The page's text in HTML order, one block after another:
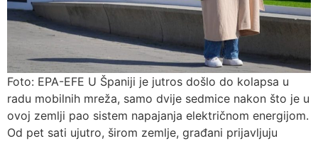
Foto: EPA-EFE U Španiji je jutros došlo do kolapsa u
radu mobilnih mreža, samo dvije sedmice nakon što je u
ovoj zemlji pao sistem napajanja električnom energijom.
Od pet sati ujutro, širom zemlje, građani prijavljuju